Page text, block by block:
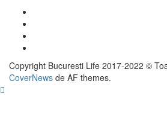
Copyright Bucuresti Life 2017-2022 ©
CoverNews de AF themes.